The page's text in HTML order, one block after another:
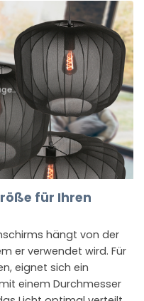
für Ihren
hängt von der
er verwendet wird. Für
eignet sich ein
einem Durchmesser